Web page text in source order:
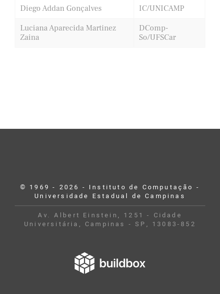
Diego Addan Gonçalves
IC/UNICAMP
Luciana Aparecida Martinez
Zaina
DComp-
So/UFSCar
© 1969 - 2026 - Instituto de Computação -
Universidade Estadual de Campinas
Av. Albert Einstein, 1251 - Cidade
Universitária, Campinas - SP, 13083-852